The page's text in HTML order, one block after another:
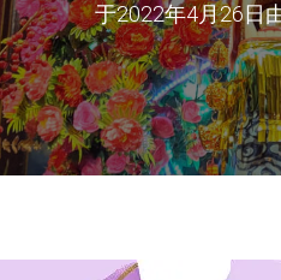
于2022年4月26日